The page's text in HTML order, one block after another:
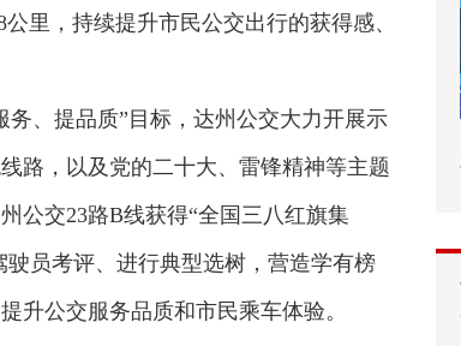
里，持续提升市民公交出行的获得感、
、提品质”目标，达州公交大力开展示
路，以及党的二十大、雷锋精神等主题
公交23路B线获得“全国三八红旗集
员考评、进行典型选树，营造学有榜
升公交服务品质和市民乘车体验。
铁路榜样